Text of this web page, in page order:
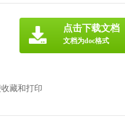
藏和打印
点击下载文档
文档为doc格式